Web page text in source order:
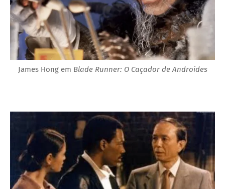
James Hong em Blade Runner: O Caçador de Androides